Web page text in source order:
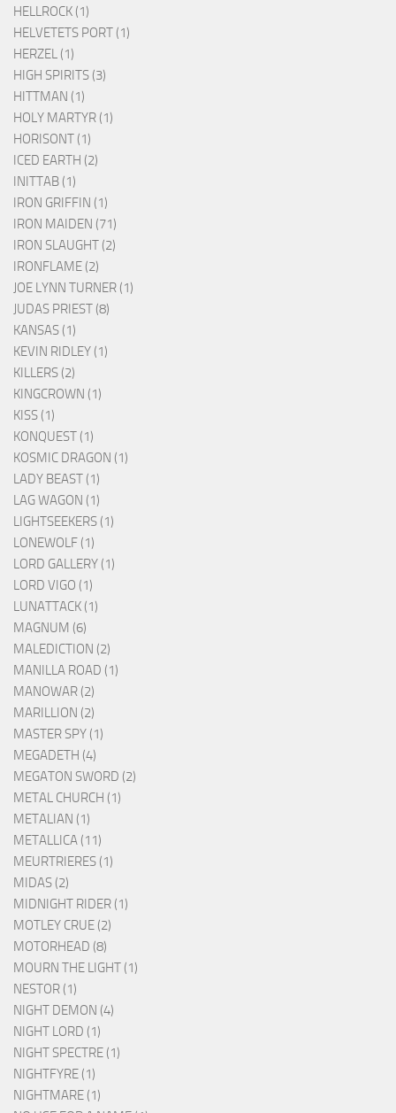
HELLROCK (1)
HELVETETS PORT (1)
HERZEL (1)
HIGH SPIRITS (3)
HITTMAN (1)
HOLY MARTYR (1)
HORISONT (1)
ICED EARTH (2)
INITTAB (1)
IRON GRIFFIN (1)
IRON MAIDEN (71)
IRON SLAUGHT (2)
IRONFLAME (2)
JOE LYNN TURNER (1)
JUDAS PRIEST (8)
KANSAS (1)
KEVIN RIDLEY (1)
KILLERS (2)
KINGCROWN (1)
KISS (1)
KONQUEST (1)
KOSMIC DRAGON (1)
LADY BEAST (1)
LAG WAGON (1)
LIGHTSEEKERS (1)
LONEWOLF (1)
LORD GALLERY (1)
LORD VIGO (1)
LUNATTACK (1)
MAGNUM (6)
MALEDICTION (2)
MANILLA ROAD (1)
MANOWAR (2)
MARILLION (2)
MASTER SPY (1)
MEGADETH (4)
MEGATON SWORD (2)
METAL CHURCH (1)
METALIAN (1)
METALLICA (11)
MEURTRIERES (1)
MIDAS (2)
MIDNIGHT RIDER (1)
MOTLEY CRUE (2)
MOTORHEAD (8)
MOURN THE LIGHT (1)
NESTOR (1)
NIGHT DEMON (4)
NIGHT LORD (1)
NIGHT SPECTRE (1)
NIGHTFYRE (1)
NIGHTMARE (1)